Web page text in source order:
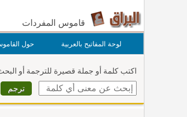
قاموس المفردات
لوحة المفاتيح بالعربية حول
اكتب كلمة أو جملة قصيرة للترجمة أو